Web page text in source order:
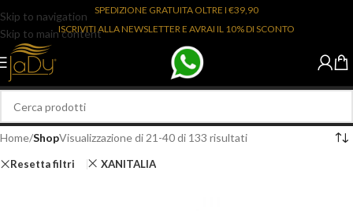
Skip to navigation
Skip to main content
SPEDIZIONE GRATUITA OLTRE I €39,90
ISCRIVITI ALLA NEWSLETTER E AVRAI IL 10% DI SCONTO
Home/ShopVisualizzazione di 21-40 di 133 risultati
Resetta filtri XANITALIA